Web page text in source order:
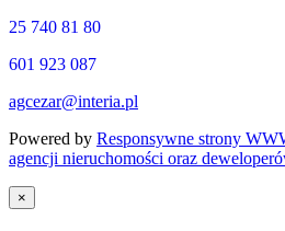
25 740 81 80
601 923 087
agcezar@interia.pl
Powered by Responsywne strony
agencji nieruchomości oraz
×